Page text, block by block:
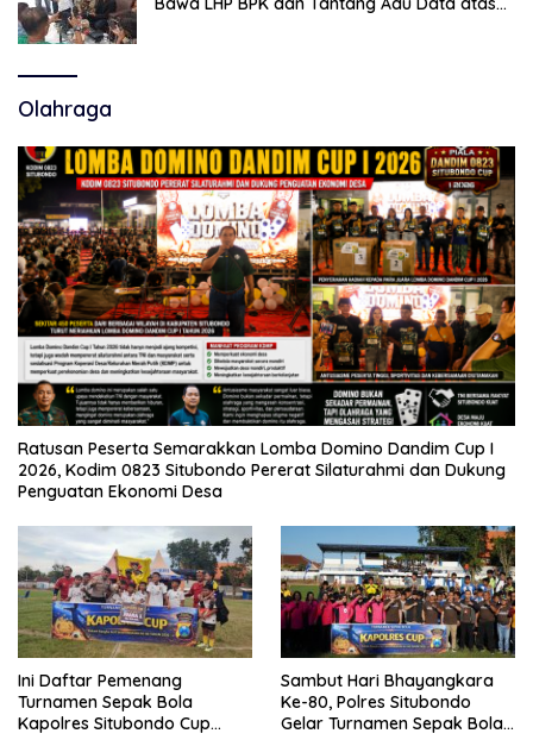
Olahraga
Ratusan Peserta Semarakkan Lomba Domino Dandim Cup I
2026, Kodim 0823 Situbondo Pererat Silaturahmi dan Dukung
Penguatan Ekonomi Desa
Ini Daftar Pemenang
Turnamen Sepak Bola
Kapolres Situbondo Cup
Sambut Hari Bhayangkara
Ke-80, Polres Situbondo
Gelar Turnamen Sepak Bola